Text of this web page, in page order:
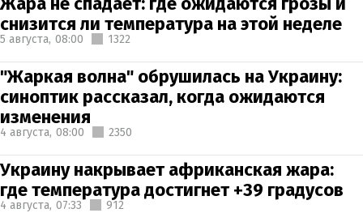
снизится ли температура на этой неделе
5 августа, 08:00 1322
"Жаркая волна" обрушилась на Украину:
синоптик рассказал, когда ожидаются
изменения
4 августа, 08:00 2350
Украину накрывает африканская жара:
где температура достигнет +39 градусов
4 августа, 07:33 912